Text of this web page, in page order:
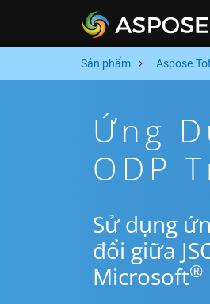
Sản phẩm
Ứng
ODP
Sử dụng
đổi giữa
Microsoft®